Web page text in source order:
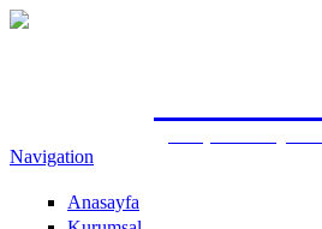
Ana içeriğe atla
Navigation
Anasayfa